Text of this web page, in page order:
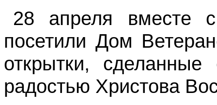
28 апреля вместе
посетили Дом
открытки,
радостью Христова